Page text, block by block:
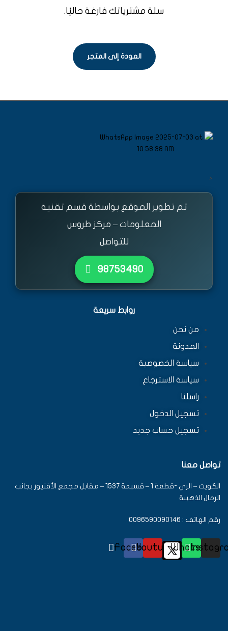
سلة مشترياتك فارغة حاليًا.
العودة إلى المتجر
<
تم تطوير الموقع بواسطة قسم تقنية
المعلومات – مركز طروس
للتواصل
٩٨٧٥٣٤٩٠
روابط سريعة
من نحن
المدونة
سياسة الخصوصية
سياسة الاسترجاع
راسلنا
تسجيل الدخول
تسجيل حساب جديد
تواصل معنا
الكويت – الري -قطعة 1 – قسيمة 1537 – مقابل مجمع الأفنيوز بجانب
الرمال الذهبية
رقم الهاتف : 0096590090146
Whatsapp
Youtube
Facebook